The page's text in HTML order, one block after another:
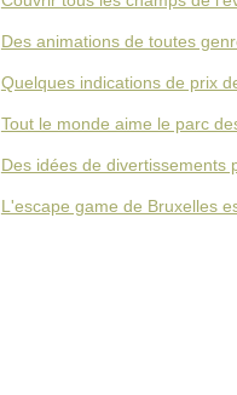
Des animations de toutes
Quelques indications de prix
Tout le monde aime le parc
Des idées de divertissements
L'escape game de Bruxelles